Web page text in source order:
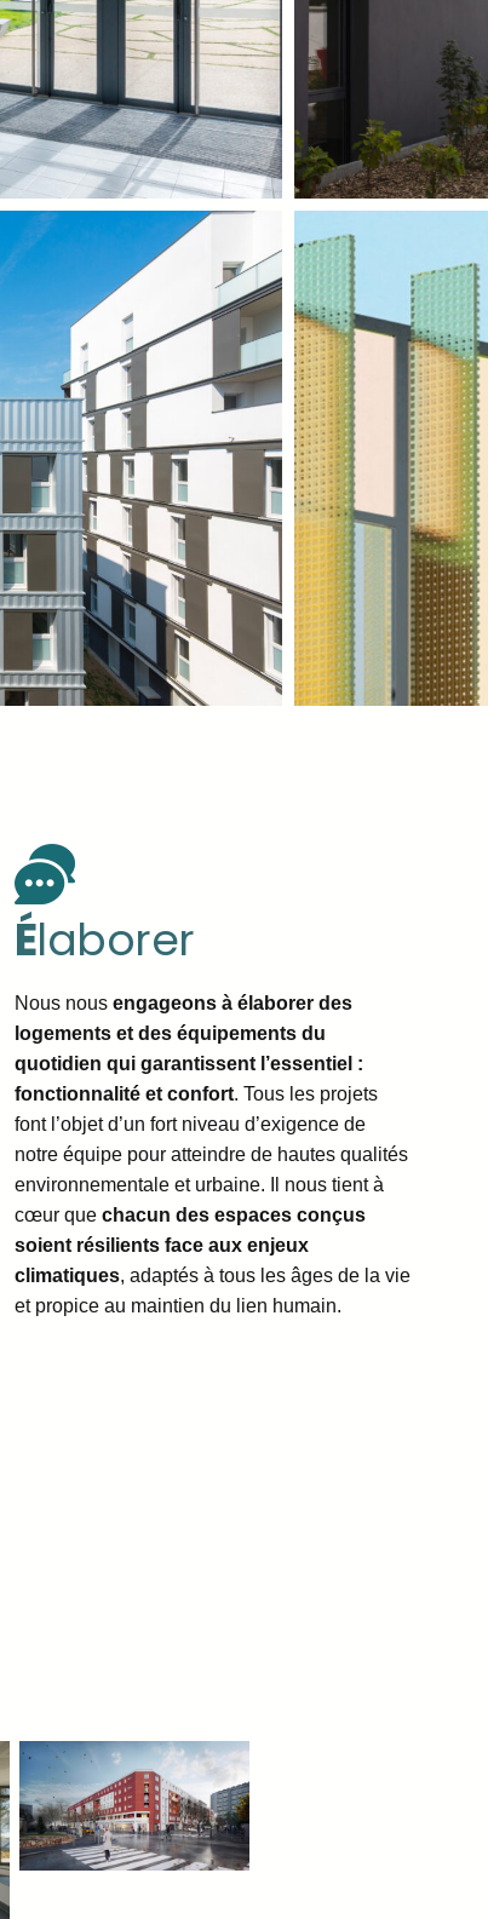
Élaborer
Nous nous engageons à élaborer des
logements et des équipements du
quotidien qui garantissent l’essentiel :
fonctionnalité et confort. Tous les projets
font l’objet d’un fort niveau d’exigence de
notre équipe pour atteindre de hautes qualités
environnementale et urbaine. Il nous tient à
cœur que chacun des espaces conçus
soient résilients face aux enjeux
climatiques, adaptés à tous les âges de la vie
et propice au maintien du lien humain.